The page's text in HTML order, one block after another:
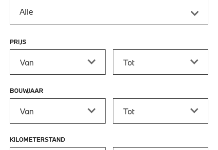
Alle
PRIJS
BOUWJAAR
KILOMETERSTAND